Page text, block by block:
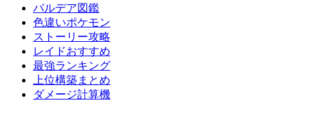
パルデア図鑑
色違いポケモン
ストーリー攻略
レイドおすすめ
最強ランキング
上位構築まとめ
ダメージ計算機